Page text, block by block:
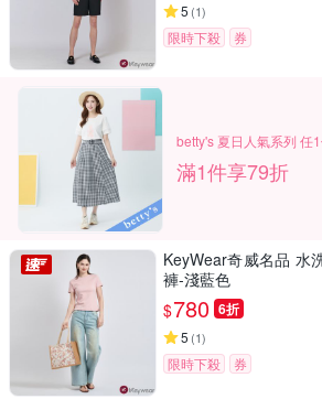
5 (1)
限時下殺 券
betty's 夏日人氣系列 任
滿1件享79折
KeyWear奇威名品 水
褲-淺藍色
$780 6折
5 (1)
限時下殺 券